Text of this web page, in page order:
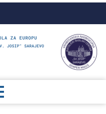
ZA EUROPU
JOSIP" SARAJEVO